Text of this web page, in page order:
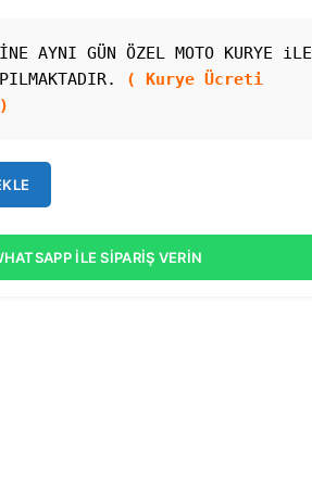
AYNI GÜN ÖZEL MOTO KURYE iLE
( Kurye Ücreti
İLE SIPARIŞ VERIN